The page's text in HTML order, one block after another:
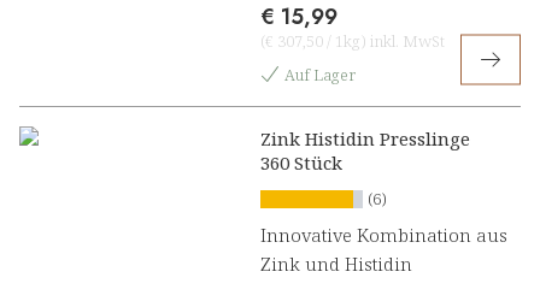
€ 15,99
(€ 307,50 / 1kg) inkl. MwSt
Auf Lager
Zink Histidin Presslinge
360 Stück
(6)
Innovative Kombination aus
Zink und Histidin